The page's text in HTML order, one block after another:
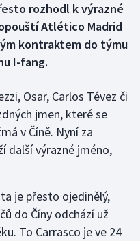
rozhodl k výrazné
Atlético Madrid
kontraktem do týmu
I-fang.
Osar, Carlos Tévez či
jmen, které se
v Číně. Nyní za
další výrazné jméno,
je přesto ojedinělý,
do Číny odchází už
To Carrasco je ve 24